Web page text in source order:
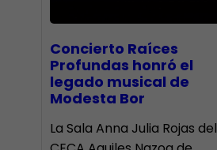
​Concierto Raíces
Profundas honró el
legado musical de
Modesta Bor
La Sala Anna Julia Rojas del